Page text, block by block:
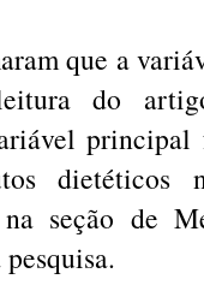
que a
do
dietéticos
seção de